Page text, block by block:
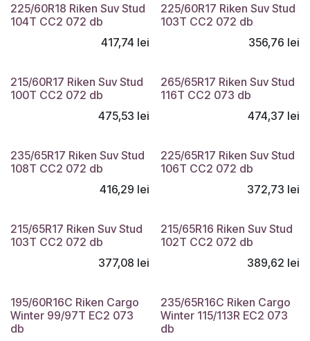
225/60R18 Riken Suv Stud
104T CC2 072 db
417,74 lei
225/60R17 Riken Suv Stud
103T CC2 072 db
356,76 lei
Montaj gratuit
215/60R17 Riken Suv Stud
100T CC2 072 db
475,53 lei
265/65R17 Riken Suv Stud
116T CC2 073 db
474,37 lei
Montaj gratuit
235/65R17 Riken Suv Stud
108T CC2 072 db
416,29 lei
225/65R17 Riken Suv Stud
106T CC2 072 db
372,73 lei
Montaj gratuit
215/65R17 Riken Suv Stud
103T CC2 072 db
377,08 lei
215/65R16 Riken Suv Stud
102T CC2 072 db
389,62 lei
195/60R16C Riken Cargo
Winter 99/97T EC2 073
db
235/65R16C Riken Cargo
Winter 115/113R EC2 073
db